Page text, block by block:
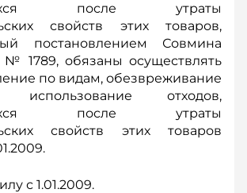
после утраты
свойств этих товаров,
постановлением Совмина
№ 1789, обязаны осуществлять
по видам, обезвреживание
отходов,
после утраты
свойств этих товаров
с 1.01.2009.